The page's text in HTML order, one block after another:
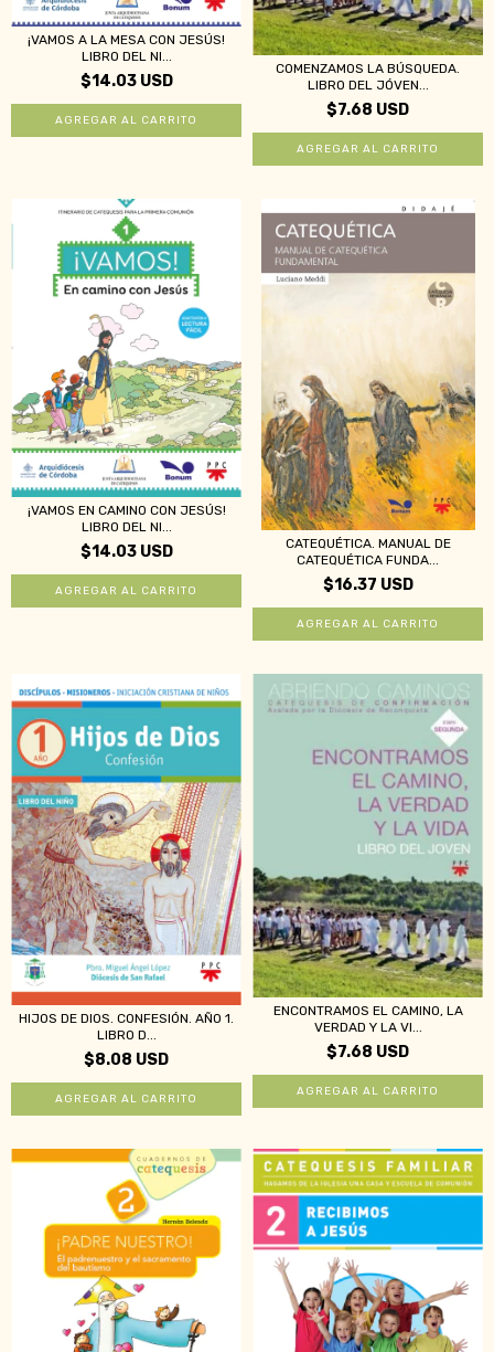
¡VAMOS A LA MESA CON JESÚS!
LIBRO DEL NI...
$14.03 USD
COMENZAMOS LA BÚSQUEDA.
LIBRO DEL JÓVEN...
$7.68 USD
¡VAMOS EN CAMINO CON JESÚS!
LIBRO DEL NI...
$14.03 USD
CATEQUÉTICA. MANUAL DE
CATEQUÉTICA FUNDA...
$16.37 USD
HIJOS DE DIOS. CONFESIÓN. AÑO 1.
LIBRO D...
$8.08 USD
ENCONTRAMOS EL CAMINO, LA
VERDAD Y LA VI...
$7.68 USD